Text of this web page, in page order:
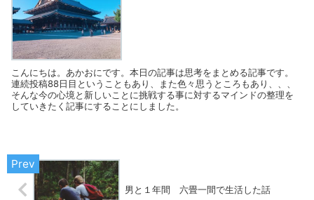
こんにちは。あかおにです。本日の記事は思考をまとめる記事です。
連続投稿88日目ということもあり、また色々思うところもあり、、、
そんな今の心境と新しいことに挑戦する事に対するマインドの整理を
していきたく記事にすることにしました。
男と１年間 六畳一間で生活した話